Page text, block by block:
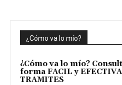
¿Cómo va lo mío?
¿Cómo va lo mío?
forma FACIL y
TRAMITES